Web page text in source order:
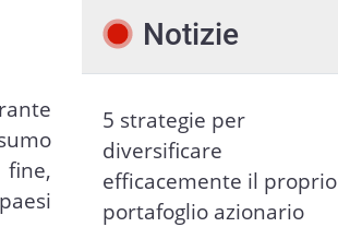
fine,
Notizie
5 strategie per
diversificare
efficacemente il proprio
portafoglio azionario